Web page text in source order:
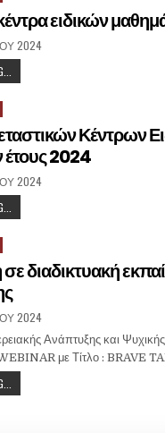
ειδικών
2024
Κέντρων
2024
2024
διαδικτυακή
2024
Ανάπτυξης και
με Τίτλο : BRAVE